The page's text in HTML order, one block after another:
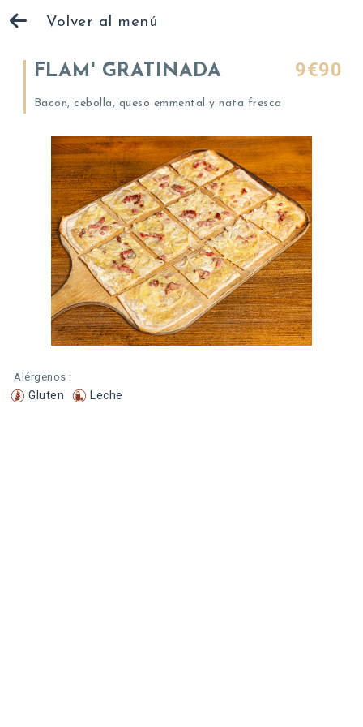
Volver al menú
FLAM' GRATINADA 9€90
Bacon, cebolla, queso emmental y nata fresca
Alérgenos :
Gluten Leche